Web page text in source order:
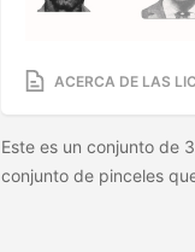
ACERCA DE LAS
Este es un conjunto de
conjunto de pinceles